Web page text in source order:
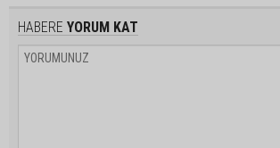
HABERE YORUM KAT